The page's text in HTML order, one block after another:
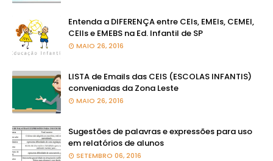
Entenda a DIFERENÇA entre CEIs, EMEIs, CEMEI,
CEIIs e EMEBS na Ed. Infantil de SP
MAIO 26, 2016
LISTA de Emails das CEIS (ESCOLAS INFANTIS)
conveniadas da Zona Leste
MAIO 26, 2016
Sugestões de palavras e expressões para uso
em relatórios de alunos
SETEMBRO 06, 2016